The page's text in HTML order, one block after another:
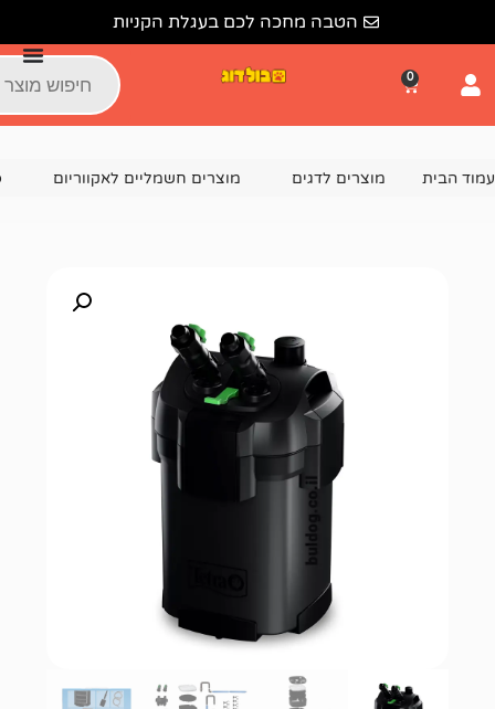
הטבה מחכה לכם בעגלת הקניות
לדגים מוצרים חשמליים לאקווריום פילטר חיצוני